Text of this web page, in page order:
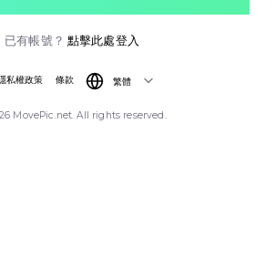
已有帳號？ 點擊此處登入
私權政策 條款 繁體
MovePic.net. All rights reserved.